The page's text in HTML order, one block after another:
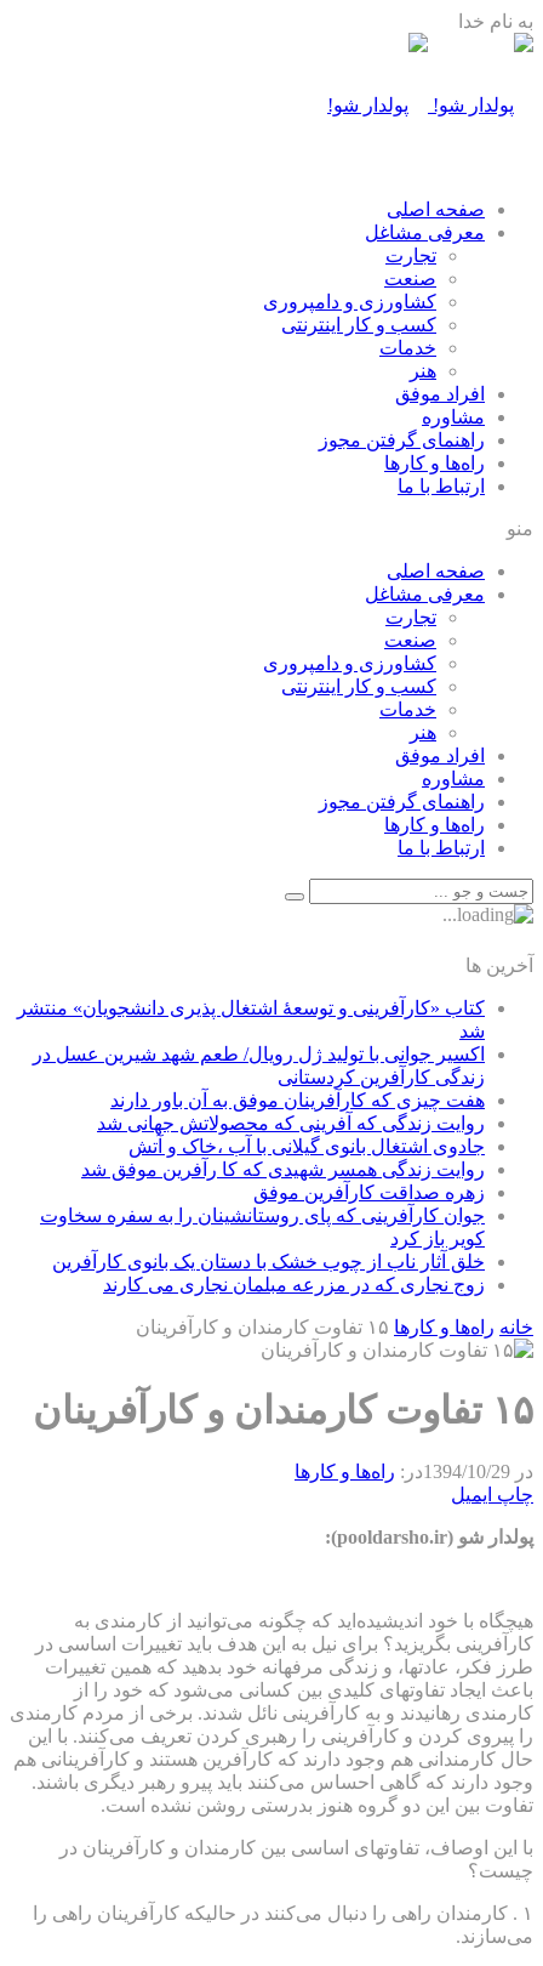
به نام خدا
صفحه اصلی
معرفی مشاغل
تجارت
صنعت
كشاورزی و دامپروری
كسب و كار اينترنتی
خدمات
هنر
افراد موفق
مشاوره
راهنمای گرفتن مجوز
راه‌ها و كارها
ارتباط با ما
منو
صفحه اصلی
معرفی مشاغل
تجارت
صنعت
كشاورزی و دامپروری
كسب و كار اينترنتی
خدمات
هنر
افراد موفق
مشاوره
راهنمای گرفتن مجوز
راه‌ها و كارها
ارتباط با ما
آخرین ها
کتاب «کارآفرینی و توسعۀ اشتغال پذیری دانشجویان» منتشر
شد
اکسیر جوانی با تولید ژل رویال/ طعم شهد شیرین عسل‌ در
زندگی کارآفرین کردستانی
هفت چیزی که کارآفرینان موفق به آن باور دارند
روایت زندگی که آفرینی که محصولاتش جهانی شد
جادوی اشتغال بانوی گیلانی با آب ،خاک و آتش
روایت زندگی همسر شهیدی که کا رآفرین موفق شد
زهره صداقت کارآفرین موفق
جوان کارآفرینی که پای روستانشینان را به سفره سخاوت
کویر باز کرد
خلق آثار ناب از چوب خشک با دستان یک بانوی کارآفرین
زوج نجاری که در مزرعه مبلمان نجاری می کارند
خانه راه‌ها و كارها ۱۵ تفاوت کارمندان و کارآفرینان
۱۵ تفاوت کارمندان و کارآفرینان
در 1394/10/29در: راه‌ها و كارها
چاپ ایمیل
پولدار شو (pooldarsho.ir):
هیچگاه با خود اندیشیده‌اید که چگونه می‌توانید از کارمندی به
کارآفرینی بگریزید؟ برای نیل به این هدف باید تغییرات اساسی در
طرز فکر، عادتها، و زندگی مرفهانه خود بدهید که همین تغییرات
باعث ایجاد تفاوتهای کلیدی بین کسانی می‌شود که خود را از
کارمندی رهانیدند و به کارآفرینی نائل شدند. برخی از مردم کارمندی
را پیروی کردن و کارآفرینی را رهبری کردن تعریف می‌کنند. با این
حال کارمندانی هم وجود دارند که کارآفرین هستند و کارآفرینانی هم
وجود دارند که گاهی احساس می‌کنند باید پیرو رهبر دیگری باشند.
تفاوت بین این دو گروه هنوز بدرستی روشن نشده است.
با این اوصاف، تفاوتهای اساسی بین کارمندان و کارآفرینان در
چیست؟
۱ . کارمندان راهی را دنبال می‌کنند در حالیکه کارآفرینان راهی را
می‌سازند.